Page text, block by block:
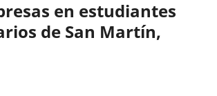
en estudiantes
de San Martín,